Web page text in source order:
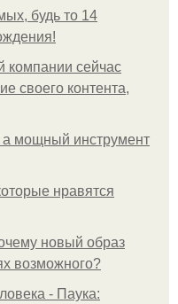
будь то 14
компании сейчас
своего контента,
а мощный инструмент
нравятся
новый образ
возможного?
- Паука: